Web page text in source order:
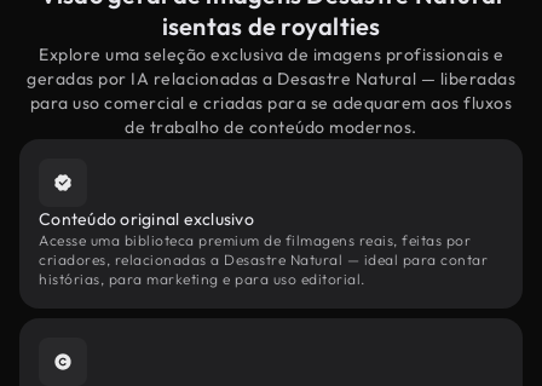
isentas de royalties
Explore uma seleção exclusiva de imagens profissionais e
geradas por IA relacionadas a Desastre Natural — liberadas
para uso comercial e criadas para se adequarem aos fluxos
de trabalho de conteúdo modernos.
Conteúdo original exclusivo
Acesse uma biblioteca premium de filmagens reais, feitas por
criadores, relacionadas a Desastre Natural — ideal para contar
histórias, para marketing e para uso editorial.